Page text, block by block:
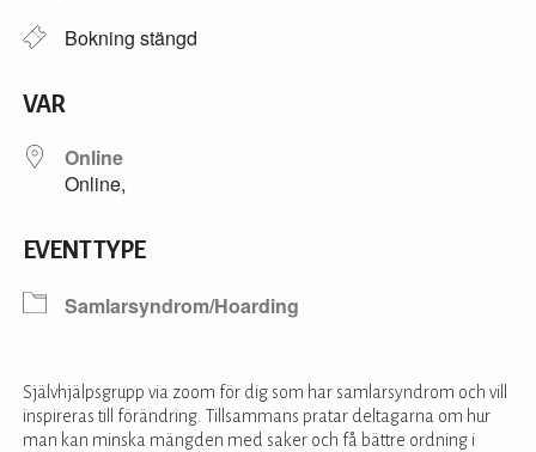
Bokning stängd
VAR
Online
Online,
EVENT TYPE
Samlarsyndrom/Hoarding
Självhjälpsgrupp via zoom för dig som har samlarsyndrom och vill
inspireras till förändring. Tillsammans pratar deltagarna om hur
man kan minska mängden med saker och få bättre ordning i